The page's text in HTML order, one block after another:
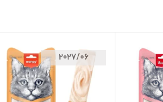
2027/06